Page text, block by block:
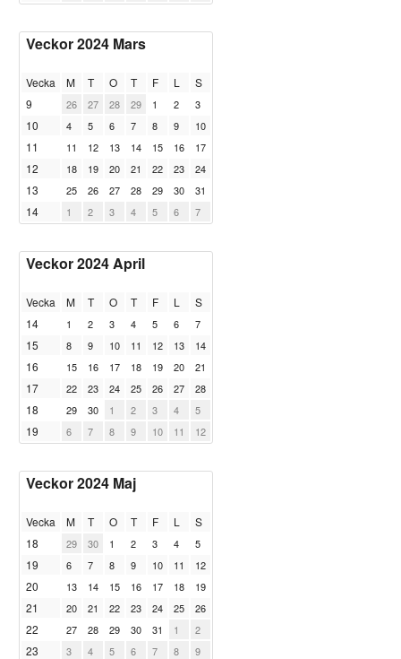
Veckor 2024 Mars
Vecka M T O T F L
S
9
26 27 28 29 1 2 3
10 4 5 6 7 8 9 10
11 11 12 13 14 15 16 17
12 18 19 20 21 22 23 24
13 25 26 27 28 29 30 31
14 1 2 3 4 5 6 7
Veckor 2024 April
Vecka M T O T F L
S
14
1 2 3 4 5 6 7
15 8 9 10 11 12 13 14
16 15 16 17 18 19 20 21
17 22 23 24 25 26 27 28
18 29 30 1 2 3 4 5
19 6 7 8 9 10 11 12
Veckor 2024 Maj
Vecka M T O T F L
S
18
29 30 1 2 3 4 5
19 6 7 8 9 10 11 12
20 13 14 15 16 17 18 19
21 20 21 22 23 24 25 26
22 27 28 29 30 31 1 2
23 3 4 5 6 7 8 9